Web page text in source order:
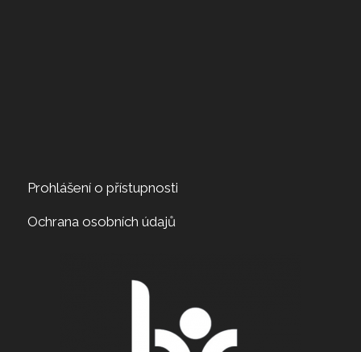
Prohlášení o přístupnosti
Ochrana osobních údajů